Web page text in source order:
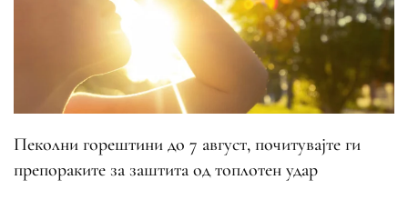
Пеколни горештини до 7 август, почитувајте ги
препораките за заштита од топлотен удар